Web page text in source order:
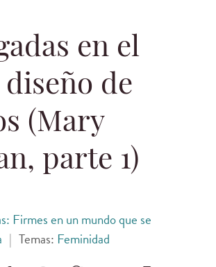
en el
de
(Mary
parte 1)
Firmes en un mundo que se
| Temas: Feminidad